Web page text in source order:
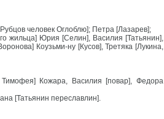
человек Оглоблю]; Петра [Лазарев];
жильца] Юрия [Селин], Василия [Татьянин],
Коузьми-ну [Кусов], Третяка [Лукина,
Тимофея] Кожара, Василия [повар], Федора
[Татьянин переславлин].